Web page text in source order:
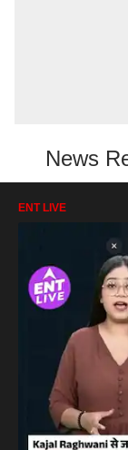
News
ENT LIVE